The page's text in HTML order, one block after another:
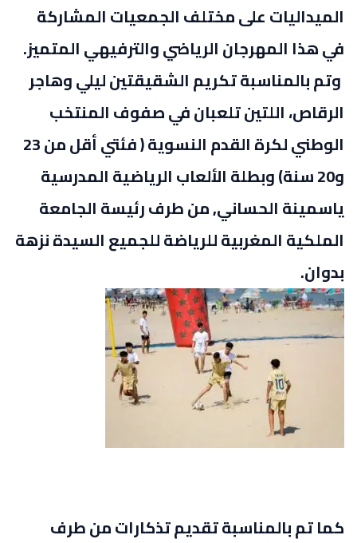
الميداليات على مختلف الجمعيات المشاركة
في هذا المهرجان الرياضي والترفيهي المتميز.
وتم بالمناسبة تكريم الشقيقتين ليلي وهاجر
الرقاص، اللتين تلعبان في صفوف المنتخب
الوطني لكرة القدم النسوية ( فئتي أقل من 23
و20 سنة) وبطلة الألعاب الرياضية المدرسية
ياسمينة الحساني, من طرف رئيسة الجامعة
الملكية المغربية للرياضة للجميع السيدة نزهة
بدوان.
كما تم بالمناسبة تقديم تذكارات من طرف